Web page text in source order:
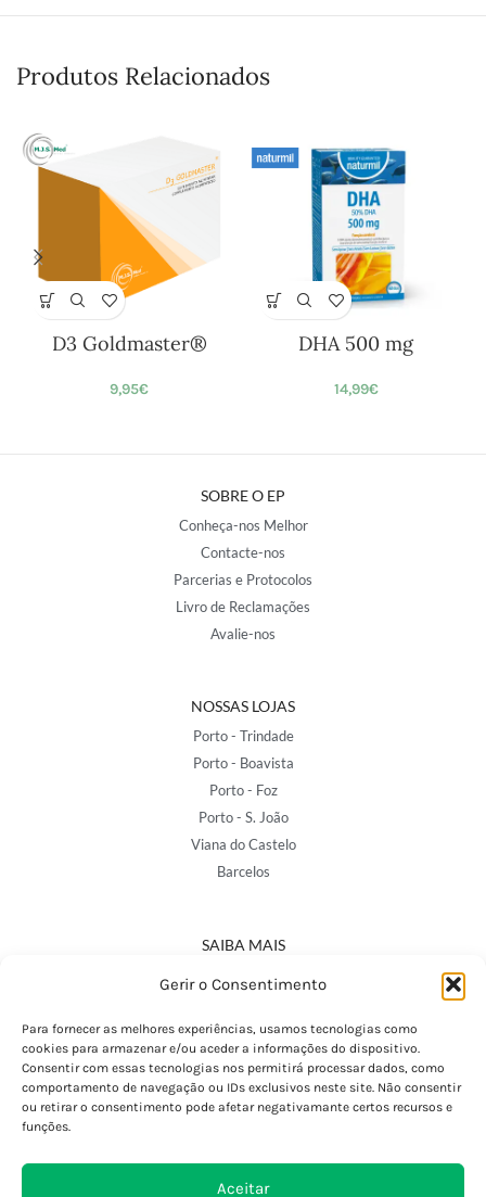
Gerir o Consentimento
Para fornecer as melhores experiências, usamos tecnologias como
cookies para armazenar e/ou aceder a informações do dispositivo.
Consentir com essas tecnologias nos permitirá processar dados, como
comportamento de navegação ou IDs exclusivos neste site. Não consentir
ou retirar o consentimento pode afetar negativamante certos recursos e
funções.
Aceitar
Produtos Relacionados
D3 Goldmaster®
9,95€
DHA 500 mg
14,99€
SOBRE O EP
Conheça-nos Melhor
Contacte-nos
Parcerias e Protocolos
Livro de Reclamações
Avalie-nos
NOSSAS LOJAS
Porto - Trindade
Porto - Boavista
Porto - Foz
Porto - S. João
Viana do Castelo
Barcelos
SAIBA MAIS
Política de Privacidade
Termos e Condições
Perguntas Frequentes
Custos de Envio
Encomendas Internacionais
Devoluções e Trocas